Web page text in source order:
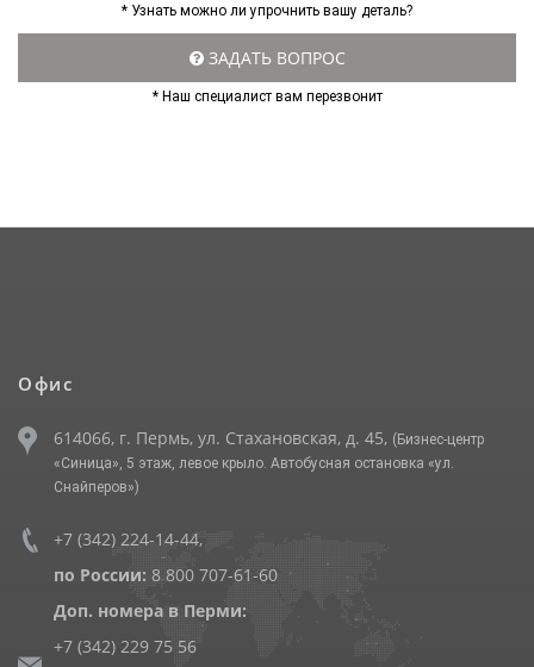
* Узнать можно ли упрочнить вашу деталь?
ЗАДАТЬ ВОПРОС
* Наш специалист вам перезвонит
Офис
614066, г. Пермь, ул. Стахановская, д. 45, (Бизнес-центр
«Синица», 5 этаж, левое крыло. Автобусная остановка «ул.
Снайперов»)
+7 (342) 224-14-44,
по России: 8 800 707-61-60
Доп. номера в Перми:
+7 (342) 229 75 56